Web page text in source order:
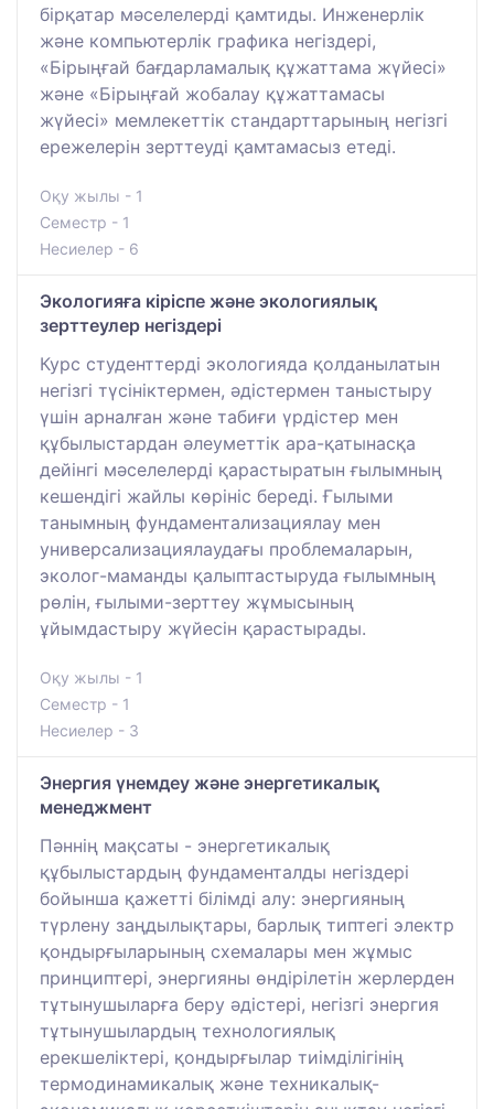
бірқатар мәселелерді қамтиды. Инженерлік
және компьютерлік графика негіздері,
«Бірыңғай бағдарламалық құжаттама жүйесі»
және «Бірыңғай жобалау құжаттамасы
жүйесі» мемлекеттік стандарттарының негізгі
ережелерін зерттеуді қамтамасыз етеді.
Оқу жылы - 1
Семестр - 1
Несиелер - 6
Экологияға кіріспе және экологиялық
зерттеулер негіздері
Курс студенттерді экологияда қолданылатын
негізгі түсініктермен, әдістермен таныстыру
үшін арналған және табиғи үрдістер мен
құбылыстардан әлеуметтік ара-қатынасқа
дейінгі мәселелерді қарастыратын ғылымның
кешендігі жайлы көрініс береді. Ғылыми
танымның фундаментализациялау мен
универсализациялаудағы проблемаларын,
эколог-маманды қалыптастыруда ғылымның
рөлін, ғылыми-зерттеу жұмысының
ұйымдастыру жүйесін қарастырады.
Оқу жылы - 1
Семестр - 1
Несиелер - 3
Энергия үнемдеу және энергетикалық
менеджмент
Пәннің мақсаты - энергетикалық
құбылыстардың фундаменталды негіздері
бойынша қажетті білімді алу: энергияның
түрлену заңдылықтары, барлық типтегі электр
қондырғыларының схемалары мен жұмыс
принциптері, энергияны өндірілетін жерлерден
тұтынушыларға беру әдістері, негізгі энергия
тұтынушылардың технологиялық
ерекшеліктері, қондырғылар тиімділігінің
термодинамикалық және техникалық-